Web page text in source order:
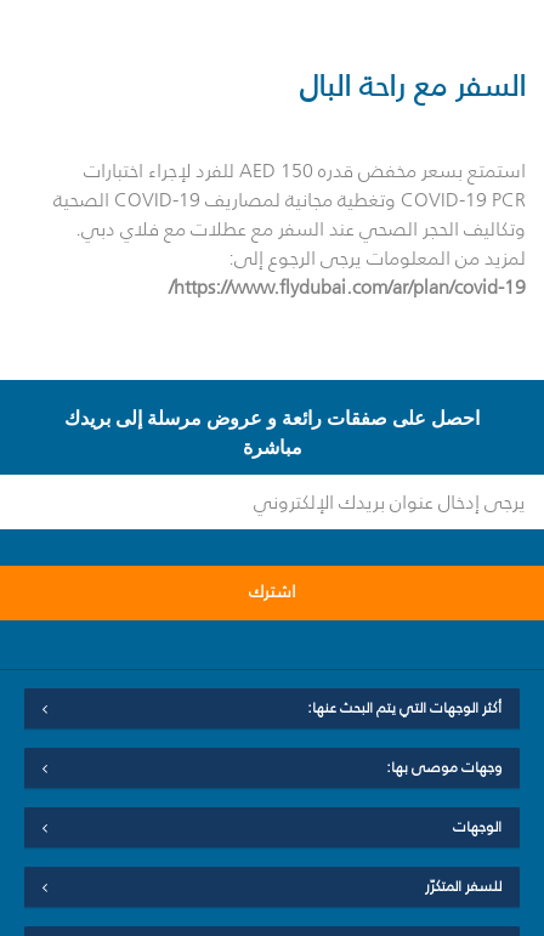
السفر مع راحة البال
استمتع بسعر مخفض قدره 150 AED للفرد لإجراء اختبارات
COVID-19 PCR وتغطية مجانية لمصاريف COVID-19 الصحية
وتكاليف الحجر الصحي عند السفر مع عطلات مع فلاي دبي.
لمزيد من المعلومات يرجى الرجوع إلى:
https://www.flydubai.com/ar/plan/covid-19/
احصل على صفقات رائعة و عروض مرسلة إلى بريدك
مباشرة
اشترك
أكثر الوجهات التي يتم البحث عنها:
وجهات موصى بها:
الوجهات
للسفر المتكرّر